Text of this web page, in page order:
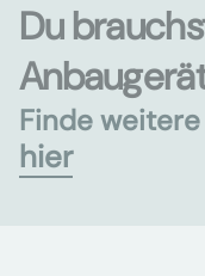
Du
Finde
hier